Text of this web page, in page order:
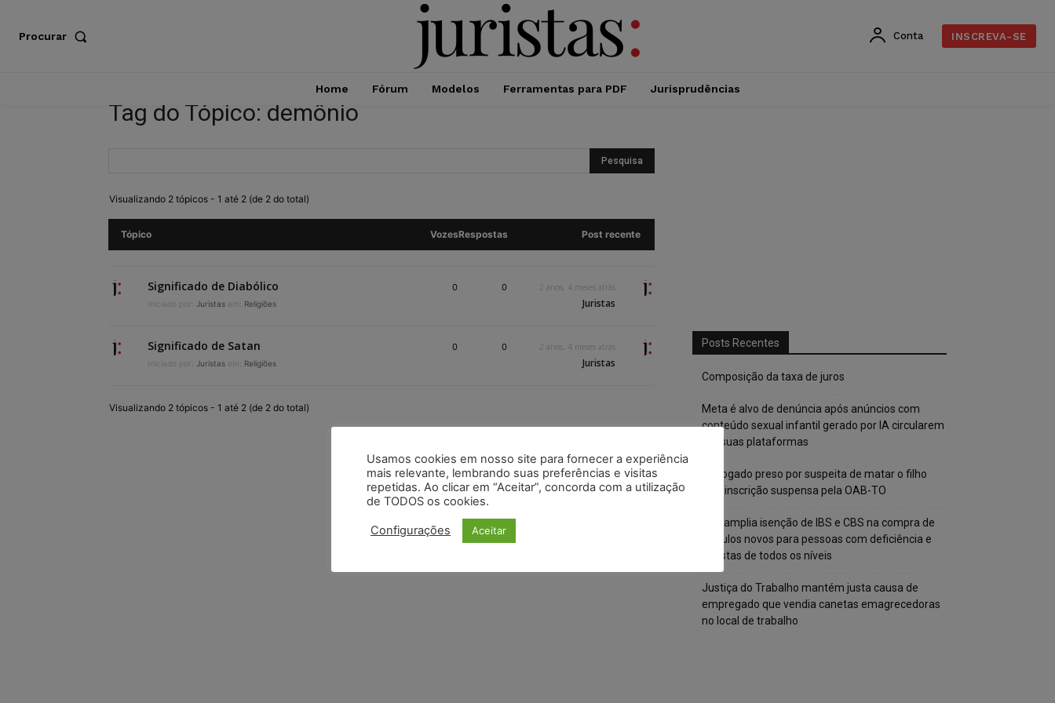
Procurar Conta INSCREVA-SE
Home Fórum Modelos Ferramentas para PDF Jurisprudências
Tag do Tópico: demônio
Visualizando 2 tópicos - 1 até 2 (de 2 do total)
Tópico VozesRespostas Post recente
Significado de Diabólico
Iniciado por: Juristas em: Religiões
0 0 2 anos, 4 meses atrás
Juristas
Significado de Satan
Iniciado por: Juristas em: Religiões
0 0 2 anos, 4 meses atrás
Juristas
Visualizando 2 tópicos - 1 até 2 (de 2 do total)
Posts Recentes
Composição da taxa de juros
Meta é alvo de denúncia após anúncios com
conteúdo sexual infantil gerado por IA circularem
em suas plataformas
Advogado preso por suspeita de matar o filho
tem inscrição suspensa pela OAB-TO
STF amplia isenção de IBS e CBS na compra de
veículos novos para pessoas com deficiência e
autistas de todos os níveis
Justiça do Trabalho mantém justa causa de
empregado que vendia canetas emagrecedoras
no local de trabalho
Usamos cookies em nosso site para fornecer a experiência
mais relevante, lembrando suas preferências e visitas
repetidas. Ao clicar em “Aceitar”, concorda com a utilização
de TODOS os cookies.
Configurações Aceitar